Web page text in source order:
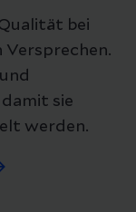
bei
Versprechen.
sie
werden.